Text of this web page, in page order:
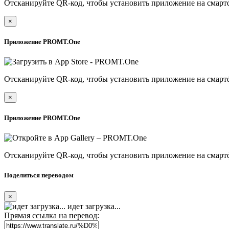
Отсканируйте QR-код, чтобы установить приложение на
×
Приложение PROMT.One
Отсканируйте QR-код, чтобы установить приложение на
×
Приложение PROMT.One
Отсканируйте QR-код, чтобы установить приложение на
Поделиться переводом
×
идет загрузка...
Прямая ссылка на перевод: